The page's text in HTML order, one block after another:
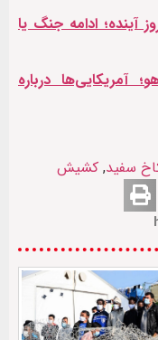
آینده؛ ادامه جنگ یا
آمریکایی‌ها درباره
سفید, کشیش